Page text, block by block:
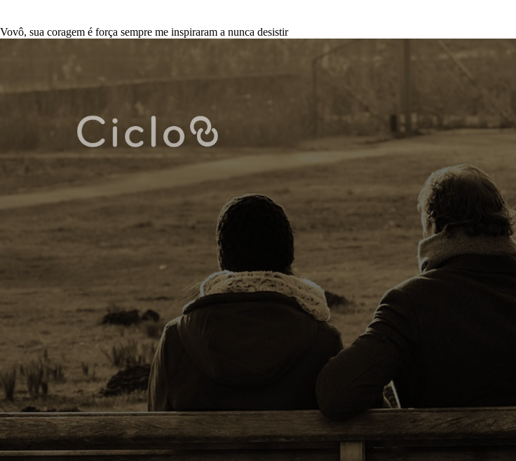
Vovô, sua coragem é força sempre me inspiraram a nunca desistir